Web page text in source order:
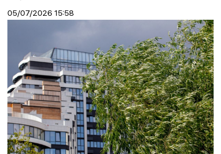
05/07/2026 15:58